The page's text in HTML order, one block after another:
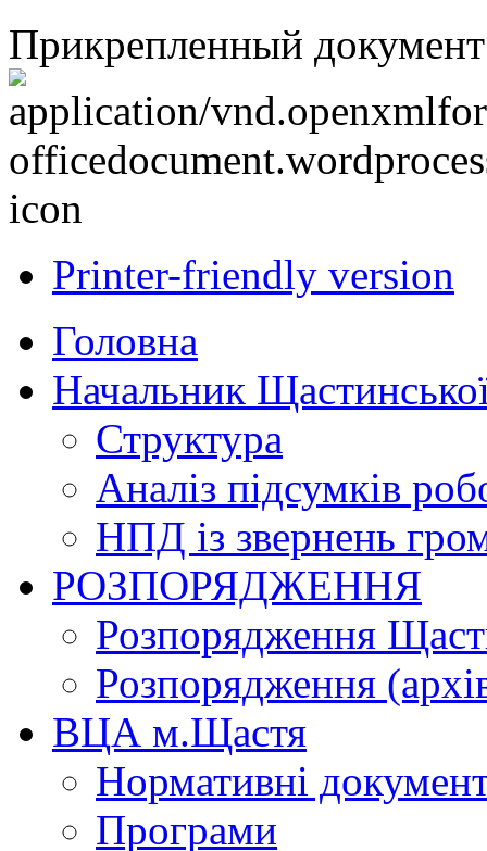
Прикрепленный
Printer-friendly version
Головна
Начальник
Структура
Аналіз підсумків
НПД із звернень
РОЗПОРЯДЖЕННЯ
Розпорядження
Розпорядження
ВЦА м.Щастя
Нормативні
Програми